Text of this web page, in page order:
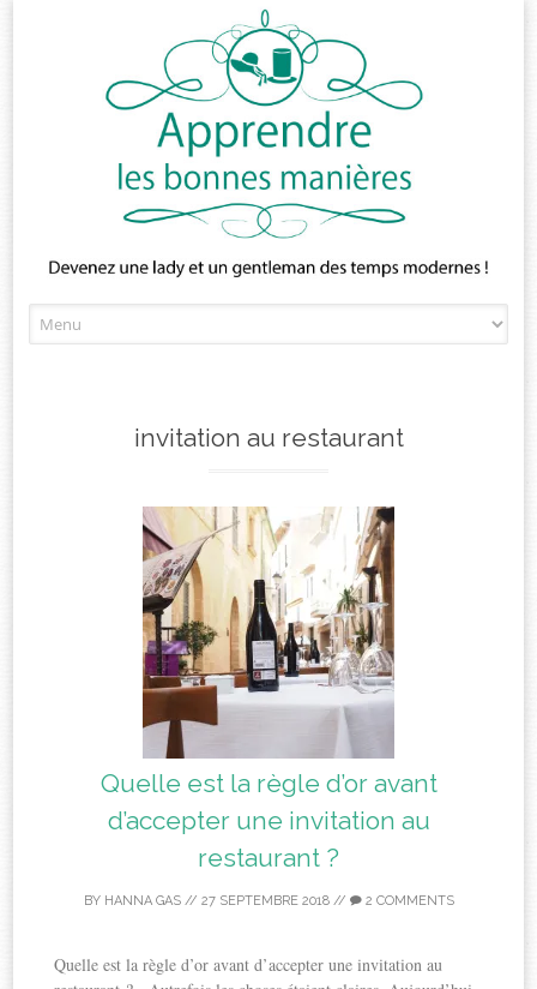
to
invitation au restaurant
Quelle est la règle d’or avant
d’accepter une invitation au
restaurant ?
BY HANNA GAS// 27 SEPTEMBRE 2018// 2 COMMENTS
Quelle est la règle d’or avant d’accepter une invitation au